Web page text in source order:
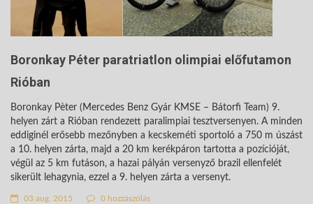
Boronkay Péter paratriatlon olimpiai előfutamon
Rióban
Boronkay Pèter (Mercedes Benz Gyár KMSE – Bátorfi Team) 9.
helyen zárt a Rióban rendezett paralimpiai tesztversenyen. A minden
eddiginél erősebb mezőnyben a kecskeméti sportoló a 750 m úszást
a 10. helyen zárta, majd a 20 km kerékpáron tartotta a pozícióját,
végül az 5 km futáson, a hazai pályán versenyző brazil ellenfelét
sikerült lehagynia, ezzel a 9. helyen zárta a versenyt.
03 aug. 2015 0 hozzászólás